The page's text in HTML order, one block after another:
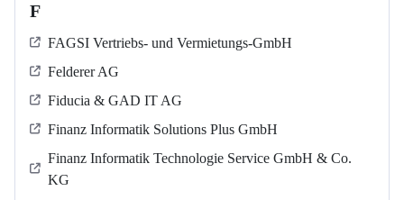
F
FAGSI Vertriebs- und Vermietungs-GmbH
Felderer AG
Fiducia & GAD IT AG
Finanz Informatik Solutions Plus GmbH
Finanz Informatik Technologie Service GmbH & Co.
KG